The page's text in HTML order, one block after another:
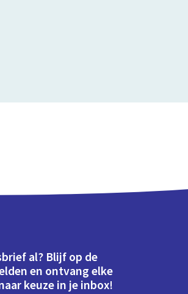
al? Blijf op de
en ontvang elke
keuze in je inbox!